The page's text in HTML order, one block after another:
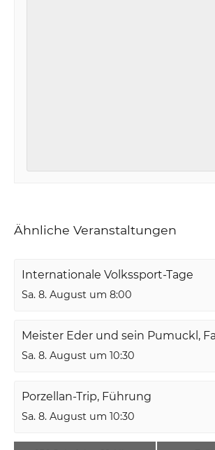
Ähnliche Veranstaltungen
Internationale Volkssport-Tage
Sa. 8. August um 8:00
Meister Eder und sein Pumuckl,
Sa. 8. August um 10:30
Porzellan-Trip, Führung
Sa. 8. August um 10:30